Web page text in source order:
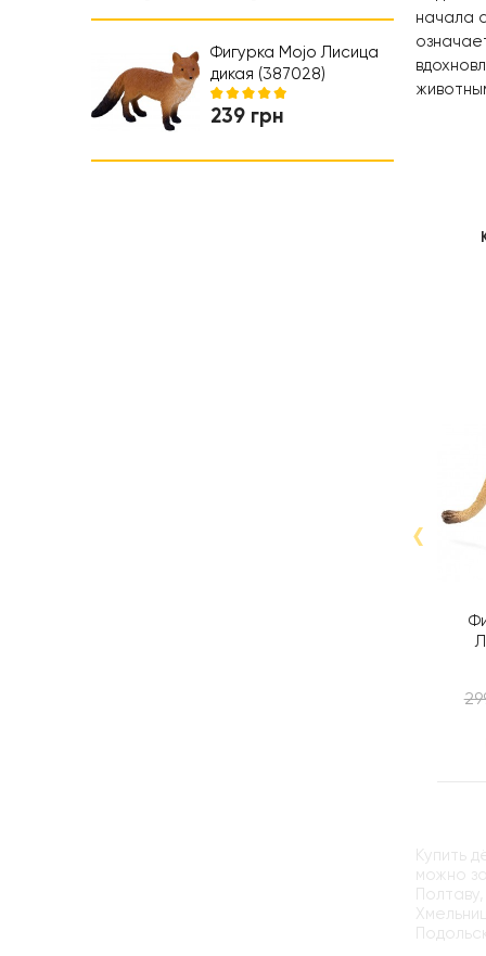
Коляски и автокресла
Ходунки
Фигурка Mojo Лисица
дикая (387028)
239 грн
начала
‹
Купить
можно